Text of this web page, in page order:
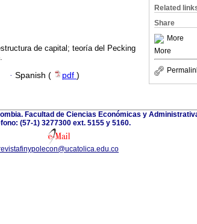
Related
Share
More
More
de capital; teoría del Pecking
· Spanish ( pdf )
Facultad de Ciencias Económicas y
(57-1) 3277300 ext. 5155 y 5160.